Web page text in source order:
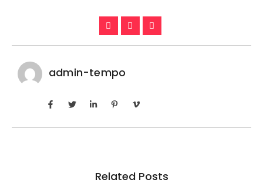
admin-tempo
Related Posts